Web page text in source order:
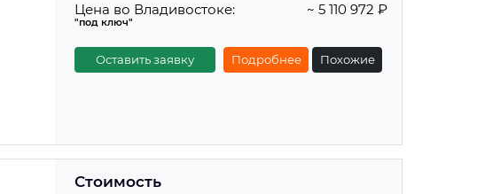
Цена во Владивостоке:
"под ключ"
~ 5 110 972 ₽
Оставить заявку Подробнее Похожие
Стоимость